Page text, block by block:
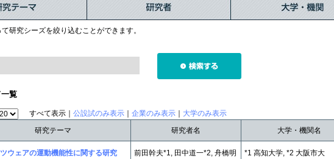
研究シーズを絞り込むことができます。
覧
すべて表示｜ 公設試のみ表示 企業のみ表示 大学のみ表示
研究テーマ 研究者名 大学・機関名
ウェアの運動機能性に関する研究
前田幹夫*1, 田中道一*2, 舟橋明
*1 高知大学, *2 大阪市大